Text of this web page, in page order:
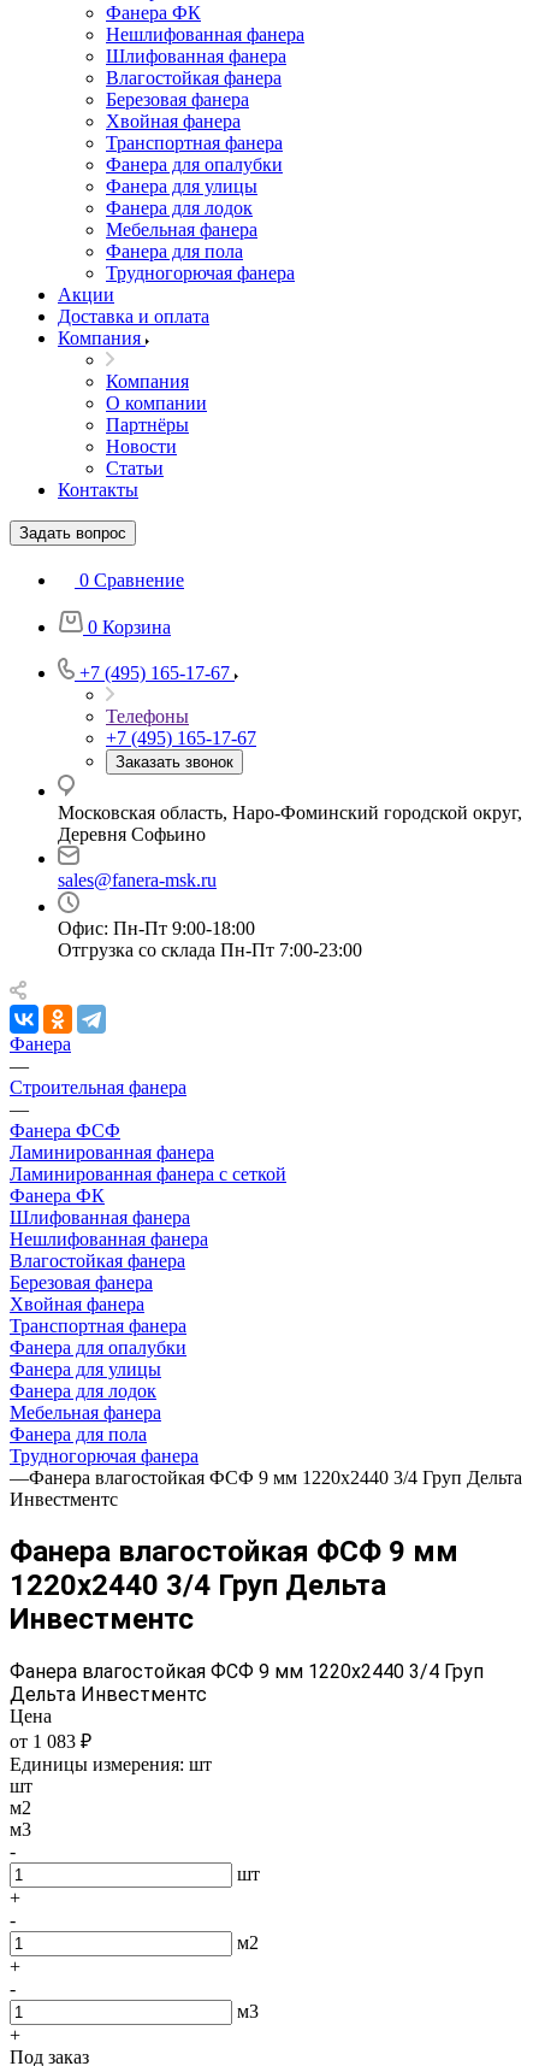
Фанера ФК
Нешлифованная фанера
Шлифованная фанера
Влагостойкая фанера
Березовая фанера
Хвойная фанера
Транспортная фанера
Фанера для опалубки
Фанера для улицы
Фанера для лодок
Мебельная фанера
Фанера для пола
Трудногорючая фанера
Акции
Доставка и оплата
Компания
Компания
О компании
Партнёры
Новости
Статьи
Контакты
Задать вопрос
0 Сравнение
0 Корзина
+7 (495) 165-17-67
Телефоны
+7 (495) 165-17-67
Заказать звонок
Московская область, Наро-Фоминский городской округ,
Деревня Софьино
sales@fanera-msk.ru
Офис: Пн-Пт 9:00-18:00
Отгрузка со склада Пн-Пт 7:00-23:00
Фанера
—
Строительная фанера
—
Фанера ФСФ
Ламинированная фанера
Ламинированная фанера с сеткой
Фанера ФК
Шлифованная фанера
Нешлифованная фанера
Влагостойкая фанера
Березовая фанера
Хвойная фанера
Транспортная фанера
Фанера для опалубки
Фанера для улицы
Фанера для лодок
Мебельная фанера
Фанера для пола
Трудногорючая фанера
—Фанера влагостойкая ФСФ 9 мм 1220х2440 3/4 Груп Дельта
Инвестментс
Фанера влагостойкая ФСФ 9 мм
1220х2440 3/4 Груп Дельта
Инвестментс
Фанера влагостойкая ФСФ 9 мм 1220х2440 3/4 Груп
Дельта Инвестментс
Цена
от 1 083 ₽
Единицы измерения: шт
шт
м2
м3
-
шт
+
-
м2
+
-
м3
+
Под заказ